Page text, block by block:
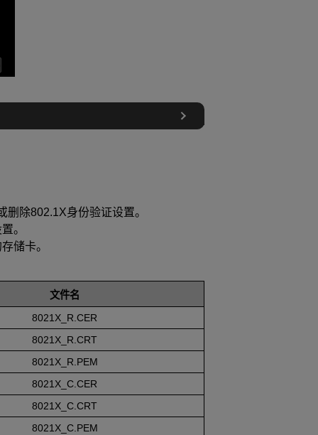
除802.1X身份验证设置。
。
储卡。
文件名
8021X_R.CER
8021X_R.CRT
8021X_R.PEM
8021X_C.CER
8021X_C.CRT
8021X_C.PEM